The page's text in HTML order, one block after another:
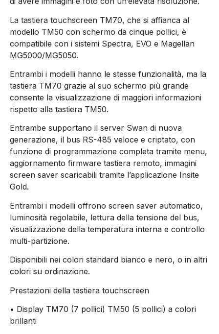
La tastiera touchscreen TM70, che si affianca al
modello TM50 con schermo da cinque pollici, è
compatibile con i sistemi Spectra, EVO e Magellan
MG5000/MG5050.
Entrambi i modelli hanno le stesse funzionalità, ma la
tastiera TM70 grazie al suo schermo più grande
consente la visualizzazione di maggiori informazioni
rispetto alla tastiera TM50.
Entrambe supportano il server Swan di nuova
generazione, il bus RS-485 veloce e criptato, con
funzione di programmazione completa tramite menu,
aggiornamento firmware tastiera remoto, immagini
screen saver scaricabili tramite l’applicazione Insite
Gold.
Entrambi i modelli offrono screen saver automatico,
luminosità regolabile, lettura della tensione del bus,
visualizzazione della temperatura interna e controllo
multi-partizione.
Disponibili nei colori standard bianco e nero, o in altri
colori su ordinazione.
Prestazioni della tastiera touchscreen
• Display TM70 (7 pollici) TM50 (5 pollici) a colori
brillanti